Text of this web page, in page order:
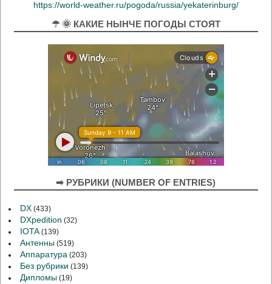
https://world-weather.ru/pogoda/russia/yekaterinburg/
☂ 🌞 КАКИЕ НЫНЧЕ ПОГОДЫ СТОЯТ
➡ РУБРИКИ (NUMBER OF ENTRIES)
DX (433)
DXpedition (32)
IOTA(139)
Антенны (519)
Аппаратура (203)
Без рубрики (139)
Дипломы (19)